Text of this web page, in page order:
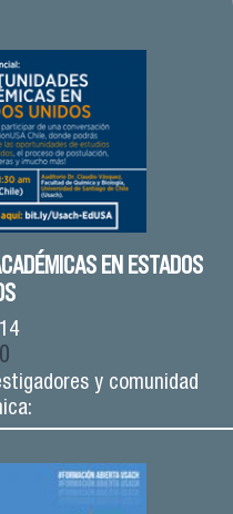
EN ESTADOS
14
y comunidad